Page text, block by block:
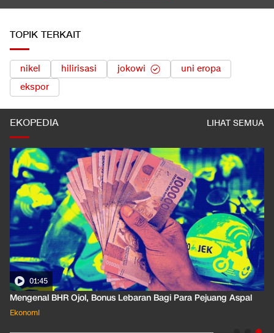
TOPIK TERKAIT
nikel hilirisasi jokowi
uni eropa
ekspor
EKOPEDIA LIHAT SEMUA
01:35
Pahami Dampak Kenaikan Suku Bunga Acuan ke Cicilan KPR
Ekonomi